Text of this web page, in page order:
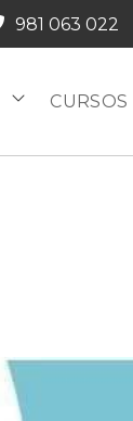
981 063 022
CURSOS